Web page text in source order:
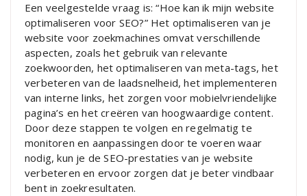
Een veelgestelde vraag is: “Hoe kan ik mijn website
optimaliseren voor SEO?” Het optimaliseren van je
website voor zoekmachines omvat verschillende
aspecten, zoals het gebruik van relevante
zoekwoorden, het optimaliseren van meta-tags, het
verbeteren van de laadsnelheid, het implementeren
van interne links, het zorgen voor mobielvriendelijke
pagina’s en het creëren van hoogwaardige content.
Door deze stappen te volgen en regelmatig te
monitoren en aanpassingen door te voeren waar
nodig, kun je de SEO-prestaties van je website
verbeteren en ervoor zorgen dat je beter vindbaar
bent in zoekresultaten.